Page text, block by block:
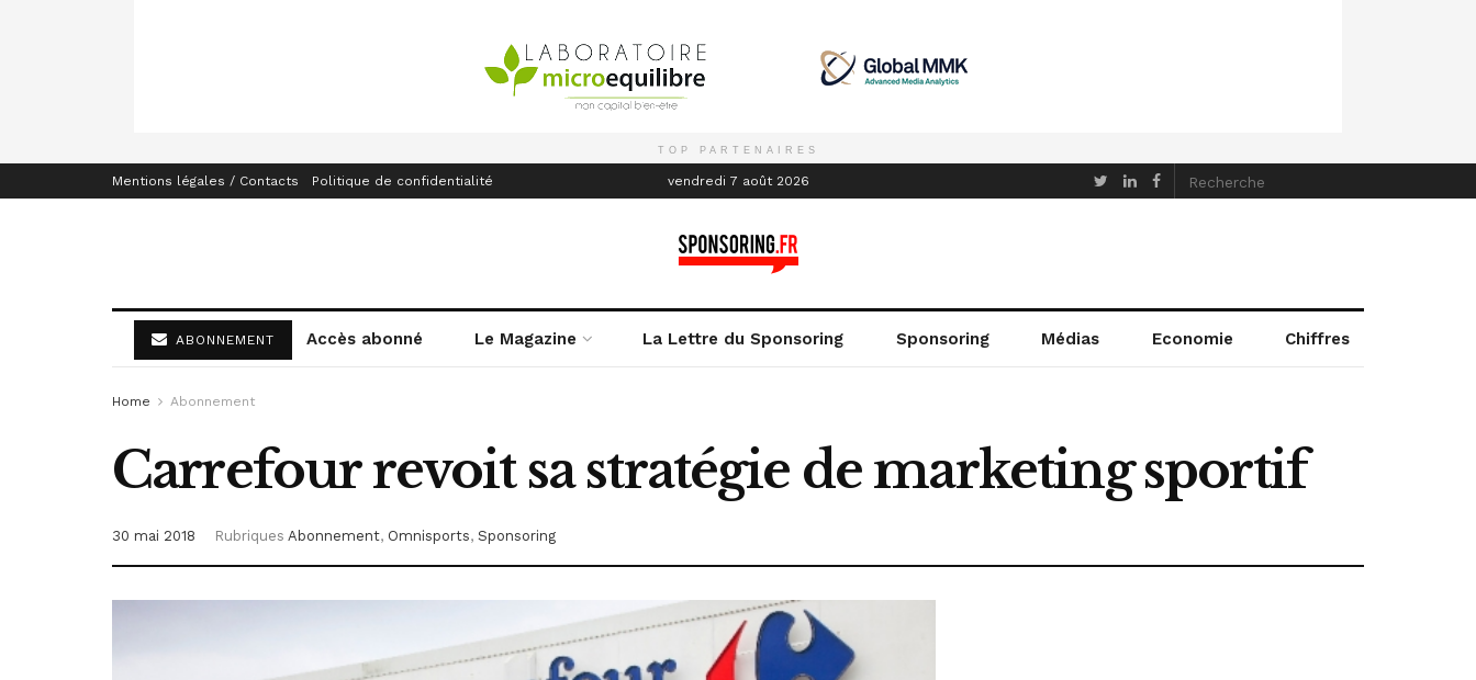
TOP PARTENAIRES
Mentions légales / Contacts Politique de confidentialité vendredi 7 août 2026
ABONNEMENT Accès abonné Le Magazine La Lettre du Sponsoring Sponsoring Médias Economie Chiffres
Home Abonnement
Carrefour revoit sa stratégie de marketing sportif
30 mai 2018 Rubriques Abonnement, Omnisports, Sponsoring